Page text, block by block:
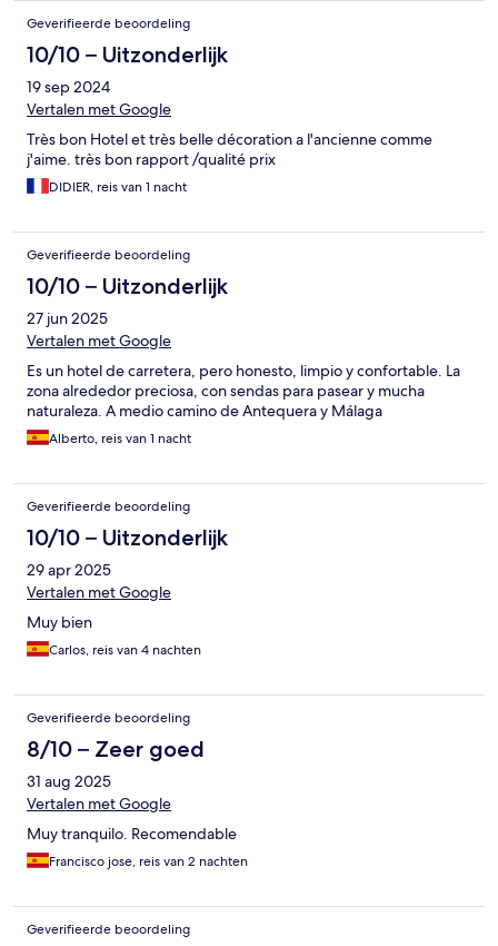
Geverifieerde beoordeling
10/10 – Uitzonderlijk
19 sep 2024
Vertalen met Google
Très bon Hotel et très belle décoration a l'ancienne comme
j'aime. très bon rapport /qualité prix
DIDIER, reis van 1 nacht
Geverifieerde beoordeling
10/10 – Uitzonderlijk
27 jun 2025
Vertalen met Google
Es un hotel de carretera, pero honesto, limpio y confortable. La
zona alrededor preciosa, con sendas para pasear y mucha
naturaleza. A medio camino de Antequera y Málaga
Alberto, reis van 1 nacht
Geverifieerde beoordeling
10/10 – Uitzonderlijk
29 apr 2025
Vertalen met Google
Muy bien
Carlos, reis van 4 nachten
Geverifieerde beoordeling
8/10 – Zeer goed
31 aug 2025
Vertalen met Google
Muy tranquilo. Recomendable
Francisco jose, reis van 2 nachten
Geverifieerde beoordeling